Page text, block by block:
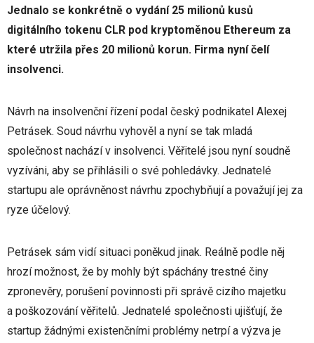
Jednalo se konkrétně o vydání 25 milionů kusů
digitálního tokenu CLR pod kryptoměnou Ethereum za
které utržila přes 20 milionů korun. Firma nyní čelí
insolvenci.
Návrh na insolvenční řízení podal český podnikatel Alexej
Petrásek. Soud návrhu vyhověl a nyní se tak mladá
společnost nachází v insolvenci. Věřitelé jsou nyní soudně
vyzíváni, aby se přihlásili o své pohledávky. Jednatelé
startupu ale oprávněnost návrhu zpochybňují a považují jej za
ryze účelový.
Petrásek sám vidí situaci poněkud jinak. Reálně podle něj
hrozí možnost, že by mohly být spáchány trestné činy
zpronevěry, porušení povinnosti při správě cizího majetku
a poškozování věřitelů. Jednatelé společnosti ujišťují, že
startup žádnými existenčními problémy netrpí a výzva je